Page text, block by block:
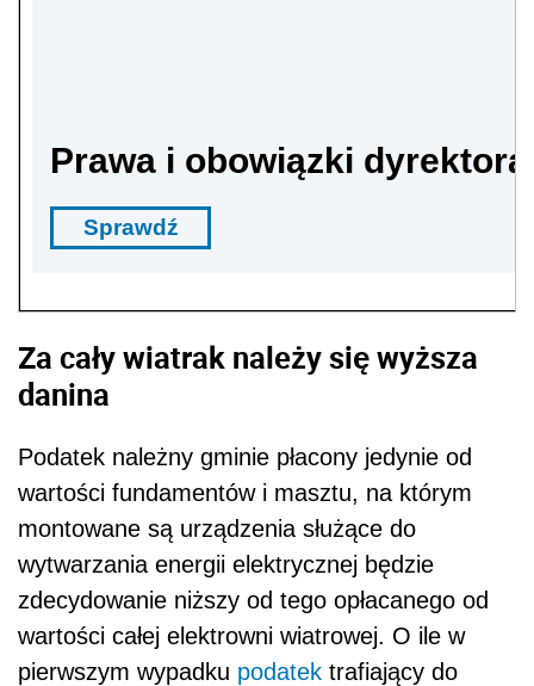
Prawa i obowiązki dyrektora
Sprawdź
Za cały wiatrak należy się wyższa
danina
Podatek należny gminie płacony jedynie od
wartości fundamentów i masztu, na którym
montowane są urządzenia służące do
wytwarzania energii elektrycznej będzie
zdecydowanie niższy od tego opłacanego od
wartości całej elektrowni wiatrowej. O ile w
pierwszym wypadku podatek trafiający do